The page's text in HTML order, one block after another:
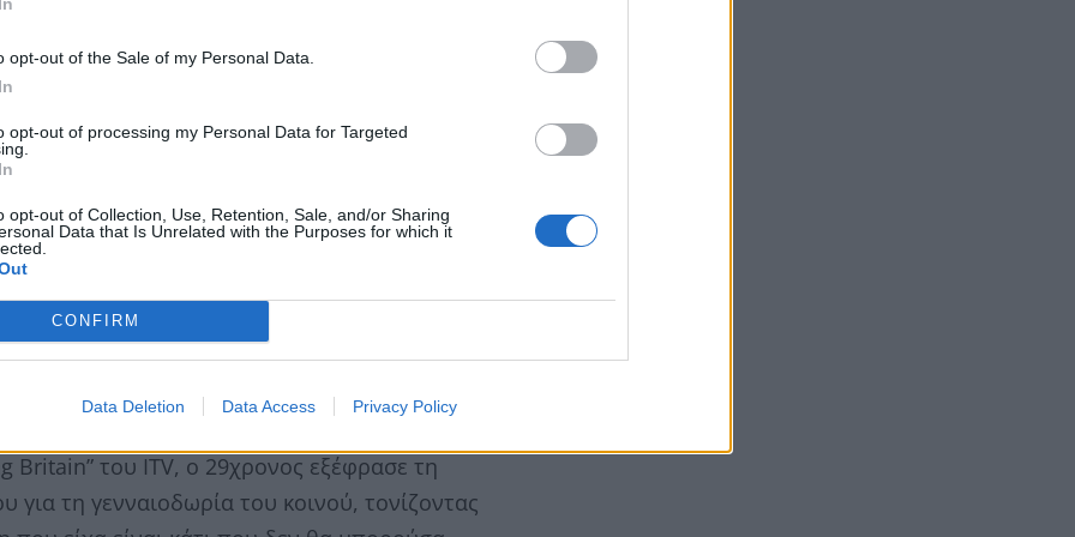
opt-out of the Sale of my Personal Data.
opt-out of processing my Personal Data for Targeted
opt-out of Collection, Use, Retention, Sale, and/or Sharing
Data that Is Unrelated with the Purposes for which it
CONFIRM
Data Deletion Data Access Privacy Policy
GoFundMe, όχι μόνο πέτυχε τον στόχο
από 100.000 ευρώ για τον Wale.
Britain” του ITV, ο 29χρονος εξέφρασε τη
τη γενναιοδωρία του κοινού, τονίζοντας